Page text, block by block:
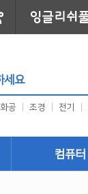
화공 조경 전기
컴퓨터